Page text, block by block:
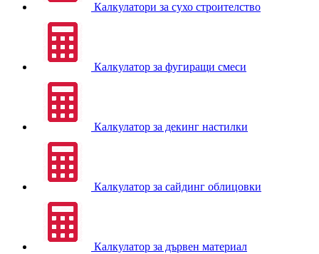
Калкулатори за сухо строителство
Калкулатор за фугиращи смеси
Калкулатор за декинг настилки
Калкулатор за сайдинг облицовки
Калкулатор за дървен материал